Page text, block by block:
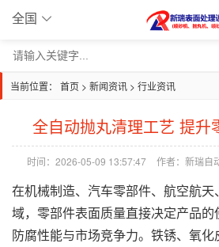
全国
当前位置： 首页 > 新闻资讯 > 行业资讯
全自动抛丸清理工艺 提升
时间：2026-05-09 13:57:47 作者：新瑞自
在机械制造、汽车零部件、航空航
域，零部件表面质量直接决定产品的
防腐性能与市场竞争力。铁锈、氧